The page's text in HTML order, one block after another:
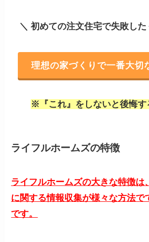
＼ 初めての注文住宅で失敗し
理想の家づくりで一番大切
※『これ』をしないと後悔す
ライフルホームズの特徴
ライフルホームズの大きな特徴は
に関する情報収集が様々な方法で
です。